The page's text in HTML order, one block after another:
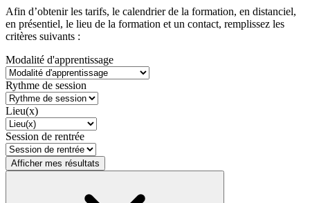
Afin d’obtenir les tarifs, le calendrier de la formation, en distanciel,
en présentiel, le lieu de la formation et un contact, remplissez les
critères suivants :
Modalité d'apprentissage
Rythme de session
Lieu(x)
Session de rentrée
Afficher mes résultats